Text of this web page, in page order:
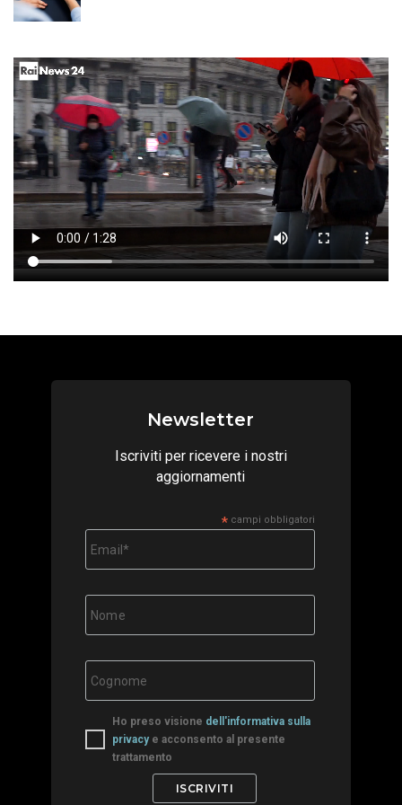
Newsletter
Iscriviti per ricevere i nostri
aggiornamenti
*campi obbligatori
Ho preso visione dell'informativa sulla
privacye acconsento al presente
trattamento